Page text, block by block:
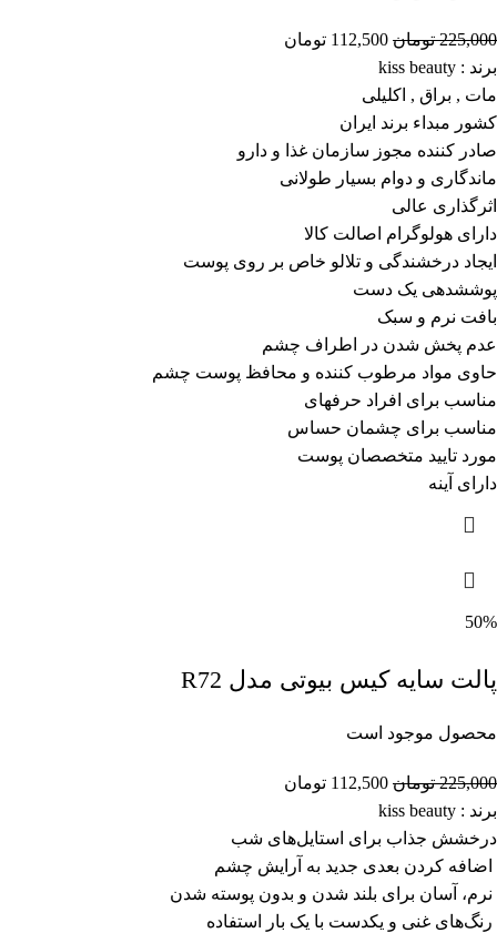
225,000 تومان 112,500 تومان
برند : kiss beauty
مات , براق , اکلیلی
کشور مبداء برند ایران
صادر کننده مجوز سازمان غذا و دارو
ماندگاری و دوام بسیار طولانی
اثرگذاری عالی
دارای هولوگرام اصالت کالا
ایجاد درخشندگی و تلالو خاص بر روی پوست
پوششدهی یک دست
بافت نرم و سبک
عدم پخش شدن در اطراف چشم
حاوی مواد مرطوب کننده و محافظ پوست چشم
مناسب برای افراد حرفهای
مناسب برای چشمان حساس
مورد تایید متخصصان پوست
دارای آینه
50%
پالت سایه کیس بیوتی مدل R72
محصول موجود است
225,000 تومان 112,500 تومان
برند : kiss beauty
درخشش جذاب برای استایل‌های شب
اضافه کردن بعدی جدید به آرایش چشم
نرم، آسان برای بلند شدن و بدون پوسته‌ شدن
رنگ‌های غنی و یکدست با یک بار استفاده